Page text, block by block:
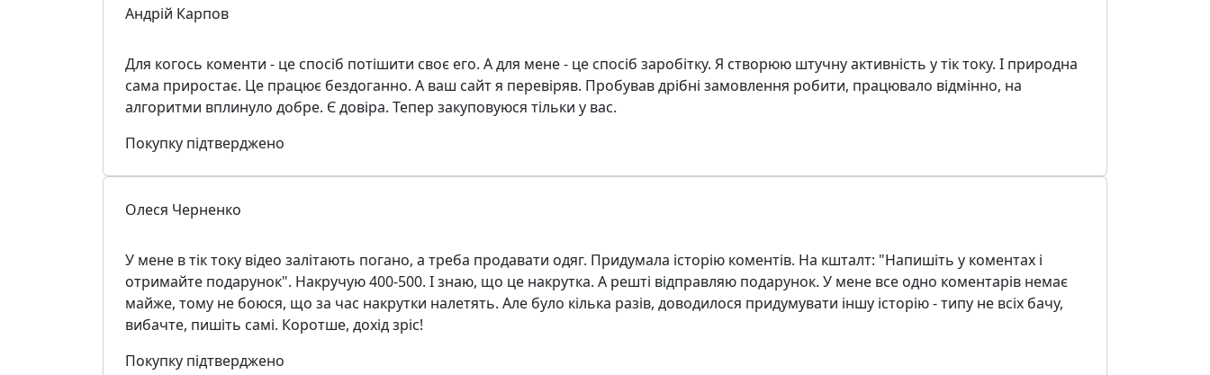
Андрій Карпов
Для когось коменти - це спосіб потішити своє его. А для мене - це спосіб заробітку. Я створюю штучну активність у тік току. І природна
сама приростає. Це працює бездоганно. А ваш сайт я перевіряв. Пробував дрібні замовлення робити, працювало відмінно, на
алгоритми вплинуло добре. Є довіра. Тепер закуповуюся тільки у вас.
Покупку підтверджено
Олеся Черненко
У мене в тік току відео залітають погано, а треба продавати одяг. Придумала історію коментів. На кшталт: "Напишіть у коментах і
отримайте подарунок". Накручую 400-500. І знаю, що це накрутка. А решті відправляю подарунок. У мене все одно коментарів немає
майже, тому не боюся, що за час накрутки налетять. Але було кілька разів, доводилося придумувати іншу історію - типу не всіх бачу,
вибачте, пишіть самі. Коротше, дохід зріс!
Покупку підтверджено